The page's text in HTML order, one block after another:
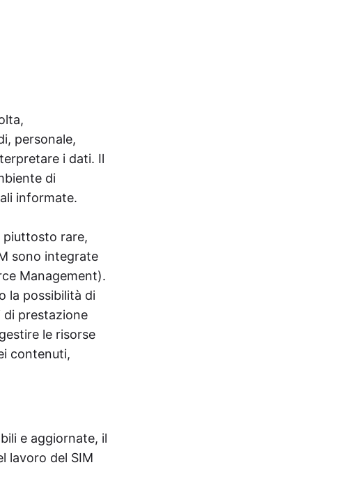
personale,
i dati. Il
di
informate.
piuttosto rare,
sono integrate
Management).
la possibilità di
prestazione
le risorse
contenuti,
e aggiornate, il
lavoro del SIM